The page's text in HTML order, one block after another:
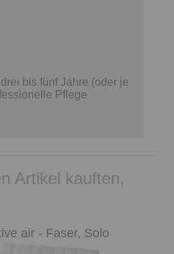
bis fünf Jahre (oder je
Pflege
Artikel kauften,
air - Faser, Solo